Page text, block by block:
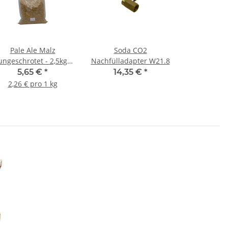
Pale Ale Malz
- 2,5kg
Beutel
5,65 € *
2,26 € pro 1 kg
Soda CO2
Nachfülladapter W21.8
14,35 € *